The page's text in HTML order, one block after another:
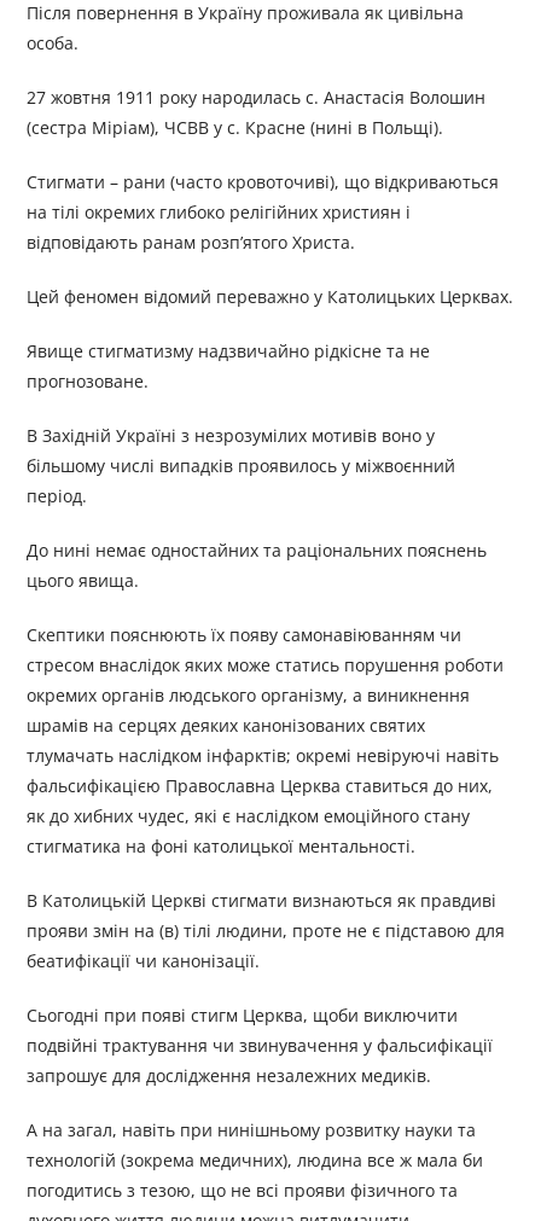
Після повернення в Україну проживала як цивільна
особа.
27 жовтня 1911 року народилась c. Анастасія Волошин
(сестра Міріам), ЧСВВ у с. Красне (нині в Польщі).
Стигмати – рани (часто кровоточиві), що відкриваються
на тілі окремих глибоко релігійних християн і
відповідають ранам розп’ятого Христа.
Цей феномен відомий переважно у Католицьких Церквах.
Явище стигматизму надзвичайно рідкісне та не
прогнозоване.
В Західній Україні з незрозумілих мотивів воно у
більшому числі випадків проявилось у міжвоєнний
період.
До нині немає одностайних та раціональних пояснень
цього явища.
Скептики пояснюють їх появу самонавіюванням чи
стресом внаслідок яких може статись порушення роботи
окремих органів людського організму, а виникнення
шрамів на серцях деяких канонізованих святих
тлумачать наслідком інфарктів; окремі невіруючі навіть
фальсифікацією Православна Церква ставиться до них,
як до хибних чудес, які є наслідком емоційного стану
стигматика на фоні католицької ментальності.
В Католицькій Церкві стигмати визнаються як правдиві
прояви змін на (в) тілі людини, проте не є підставою для
беатифікації чи канонізації.
Сьогодні при появі стигм Церква, щоби виключити
подвійні трактування чи звинувачення у фальсифікації
запрошує для дослідження незалежних медиків.
А на загал, навіть при нинішньому розвитку науки та
технологій (зокрема медичних), людина все ж мала би
погодитись з тезою, що не всі прояви фізичного та